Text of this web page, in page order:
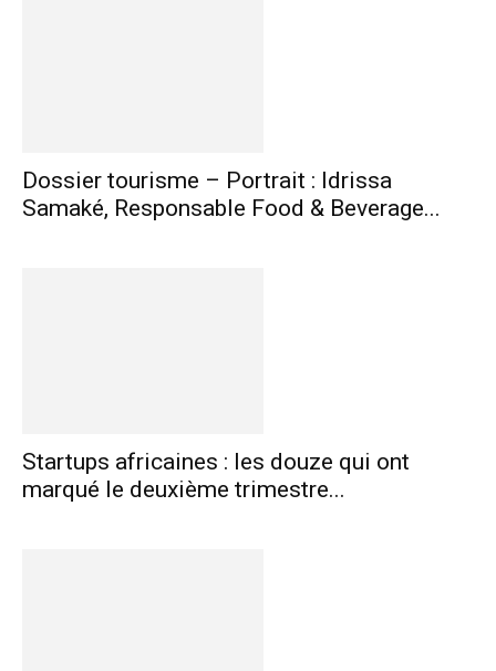
Dossier tourisme – Portrait : Idrissa
Samaké, Responsable Food & Beverage...
Startups africaines : les douze qui ont
marqué le deuxième trimestre...